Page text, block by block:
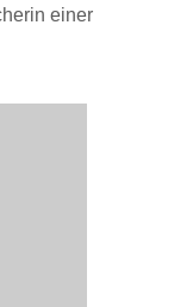
einer